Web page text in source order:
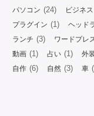
パソコン (24) ビジネス
プラグイン (1) ヘッド
ランチ (3) ワードプレ
動画 (1) 占い (1) 外
自作 (6) 自然 (3) 車